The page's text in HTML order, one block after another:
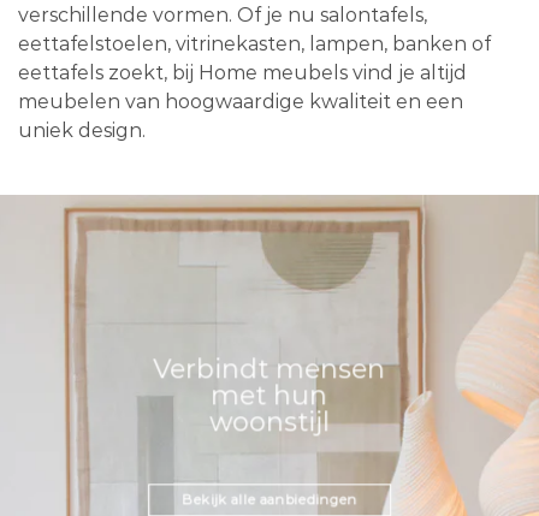
verschillende vormen. Of je nu salontafels,
eettafelstoelen, vitrinekasten, lampen, banken of
eettafels zoekt, bij Home meubels vind je altijd
meubelen van hoogwaardige kwaliteit en een
uniek design.
Verbindt mensen
met hun
woonstijl
Bekijk alle aanbiedingen